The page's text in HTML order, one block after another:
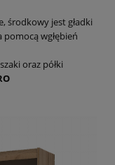
środkowy jest gładki
wgłębień
oraz półki